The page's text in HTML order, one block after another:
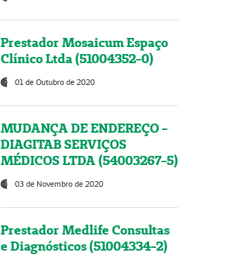
Prestador Mosaicum Espaço
Clínico Ltda (51004352-0)
01 de Outubro de 2020
MUDANÇA DE ENDEREÇO -
DIAGITAB SERVIÇOS
MÉDICOS LTDA (54003267-5)
03 de Novembro de 2020
Prestador Medlife Consultas
e Diagnósticos (51004334-2)